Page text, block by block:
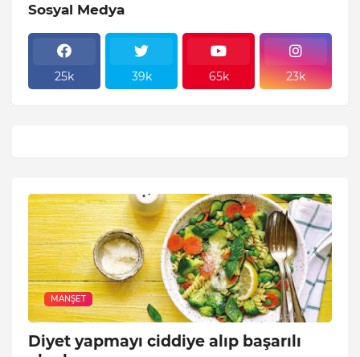
Sosyal Medya
25k 39k 65k 23k
MANŞET
Diyet yapmayı ciddiye alıp başarılı